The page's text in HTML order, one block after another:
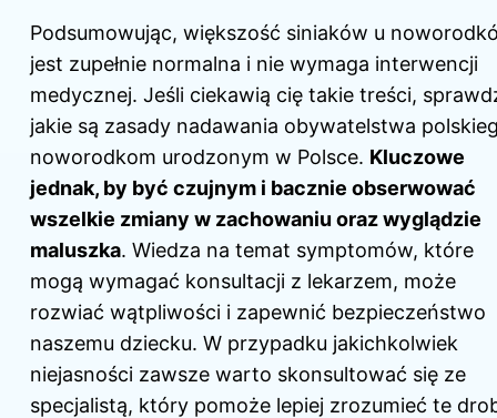
Podsumowując, większość siniaków u
jest zupełnie normalna i nie wymaga interwencji
medycznej. Jeśli ciekawią cię takie treści,
jakie są zasady nadawania obywatelstwa
noworodkom urodzonym w Polsce. Kluczowe
jednak, by być czujnym i bacznie obserwować
wszelkie zmiany w zachowaniu oraz wyglądzie
maluszka. Wiedza na temat symptomów, które
mogą wymagać konsultacji z lekarzem, może
rozwiać wątpliwości i zapewnić bezpieczeństwo
naszemu dziecku. W przypadku jakichkolwiek
niejasności zawsze warto skonsultować się ze
specjalistą, który pomoże lepiej zrozumieć te